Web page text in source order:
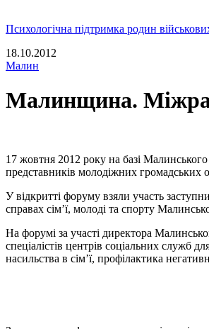
Психологічна підтримка родин
18.10.2012
Малин
Малинщина.
17 жовтня 2012 року на базі
представників молодіжних громадських
У відкритті форуму взяли участь
справах сім’ї, молоді та спорту
На форумі за участі директора
спеціалістів центрів соціальних служб
насильства в сім’ї, профілактика